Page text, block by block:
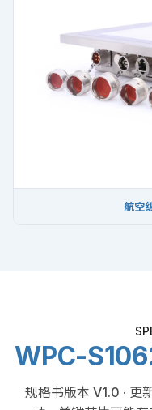
航空
WPC-
规格书版本 V1.0 ·